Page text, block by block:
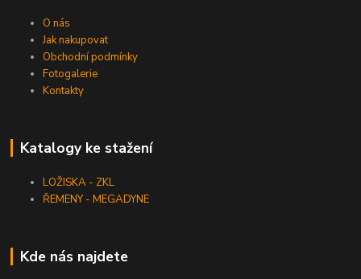
O nás
Jak nakupovat
Obchodní podmínky
Fotogalerie
Kontakty
Katalogy ke stažení
LOŽISKA - ZKL
ŘEMENY - MEGADYNE
Kde nás najdete